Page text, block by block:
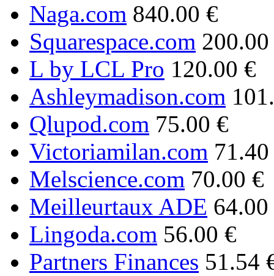
Naga.com 840.00 €
Squarespace.com
L by LCL Pro 120.00 €
Ashleymadison.com
Qlupod.com 75.00 €
Victoriamilan.com
Melscience.com 70.00 €
Meilleurtaux ADE 64.00
Lingoda.com 56.00 €
Partners Finances 51.54